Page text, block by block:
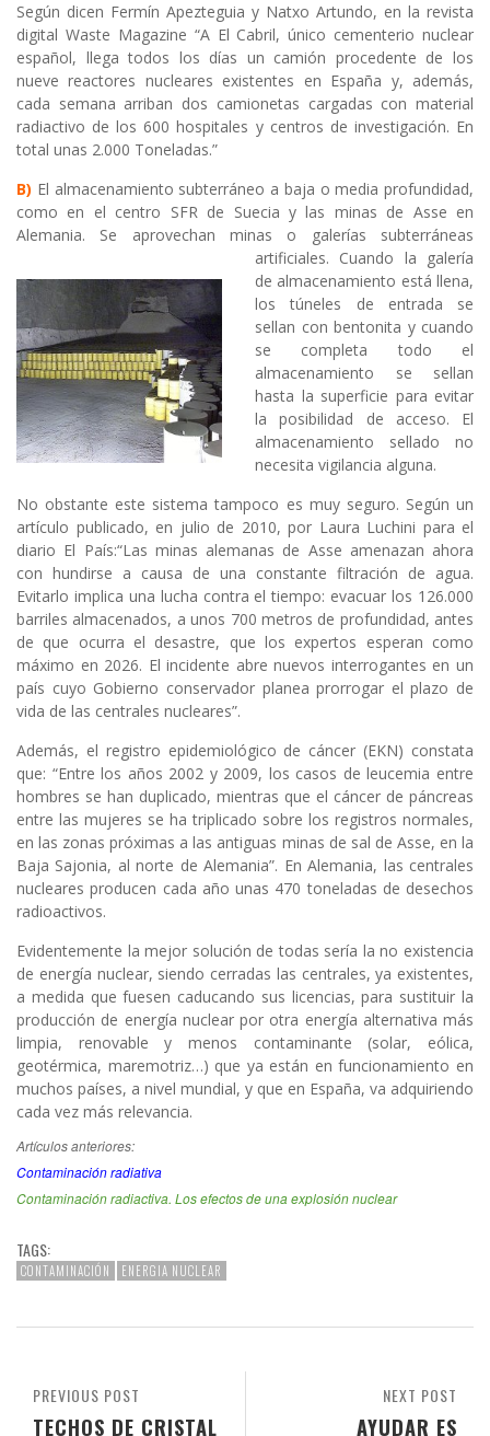
Según dicen Fermín Apezteguia y Natxo Artundo, en la revista
digital Waste Magazine “A El Cabril, único cementerio nuclear
español, llega todos los días un camión procedente de los
nueve reactores nucleares existentes en España y, además,
cada semana arriban dos camionetas cargadas con material
radiactivo de los 600 hospitales y centros de investigación. En
total unas 2.000 Toneladas.”
B) El almacenamiento subterráneo a baja o media profundidad,
como en el centro SFR de Suecia y las minas de Asse en
Alemania. Se aprovechan minas o galerías subterráneas
artificiales. Cuando la galería
de almacenamiento está llena,
los túneles de entrada se
sellan con bentonita y cuando
se completa todo el
almacenamiento se sellan
hasta la superficie para evitar
la posibilidad de acceso. El
almacenamiento sellado no
necesita vigilancia alguna.
No obstante este sistema tampoco es muy seguro. Según un
artículo publicado, en julio de 2010, por Laura Luchini para el
diario El País:“Las minas alemanas de Asse amenazan ahora
con hundirse a causa de una constante filtración de agua.
Evitarlo implica una lucha contra el tiempo: evacuar los 126.000
barriles almacenados, a unos 700 metros de profundidad, antes
de que ocurra el desastre, que los expertos esperan como
máximo en 2026. El incidente abre nuevos interrogantes en un
país cuyo Gobierno conservador planea prorrogar el plazo de
vida de las centrales nucleares”.
Además, el registro epidemiológico de cáncer (EKN) constata
que: “Entre los años 2002 y 2009, los casos de leucemia entre
hombres se han duplicado, mientras que el cáncer de páncreas
entre las mujeres se ha triplicado sobre los registros normales,
en las zonas próximas a las antiguas minas de sal de Asse, en la
Baja Sajonia, al norte de Alemania”. En Alemania, las centrales
nucleares producen cada año unas 470 toneladas de desechos
radioactivos.
Evidentemente la mejor solución de todas sería la no existencia
de energía nuclear, siendo cerradas las centrales, ya existentes,
a medida que fuesen caducando sus licencias, para sustituir la
producción de energía nuclear por otra energía alternativa más
limpia, renovable y menos contaminante (solar, eólica,
geotérmica, maremotriz…) que ya están en funcionamiento en
muchos países, a nivel mundial, y que en España, va adquiriendo
cada vez más relevancia.
Artículos anteriores:
Contaminación radiativa
Contaminación radiactiva. Los efectos de una explosión nuclear
TAGS:
CONTAMINACIÓN ENERGIA NUCLEAR
NEXT POST
AYUDAR ES
PREVIOUS POST
TECHOS DE CRISTAL